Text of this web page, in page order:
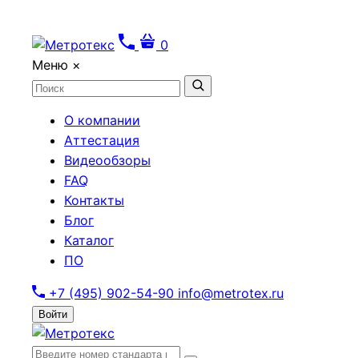
0
Меню ×
О компании
Аттестация
Видеообзоры
FAQ
Контакты
Блог
Каталог
ПО
+7 (495) 902-54-90 info@metrotex.ru
Войти